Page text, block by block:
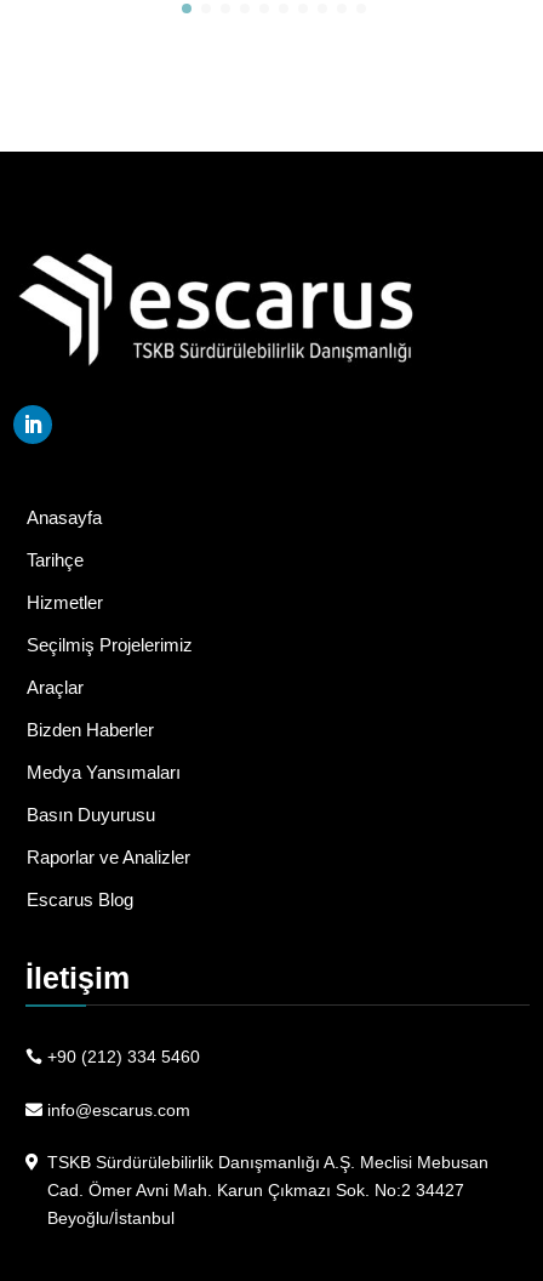
Anasayfa
Tarihçe
Hizmetler
Seçilmiş Projelerimiz
Araçlar
Bizden Haberler
Medya Yansımaları
Basın Duyurusu
Raporlar ve Analizler
Escarus Blog
İletişim
+90 (212) 334 5460
info@escarus.com
TSKB Sürdürülebilirlik Danışmanlığı A.Ş. Meclisi Mebusan
Cad. Ömer Avni Mah. Karun Çıkmazı Sok. No:2 34427
Beyoğlu/İstanbul